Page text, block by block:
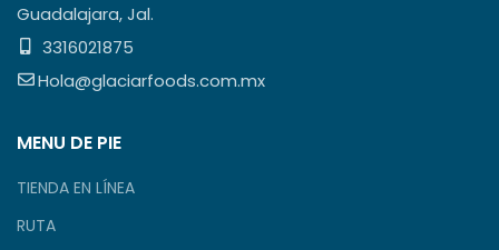
Guadalajara, Jal.
3316021875
Hola@glaciarfoods.com.mx
MENU DE PIE
TIENDA EN LÍNEA
RUTA